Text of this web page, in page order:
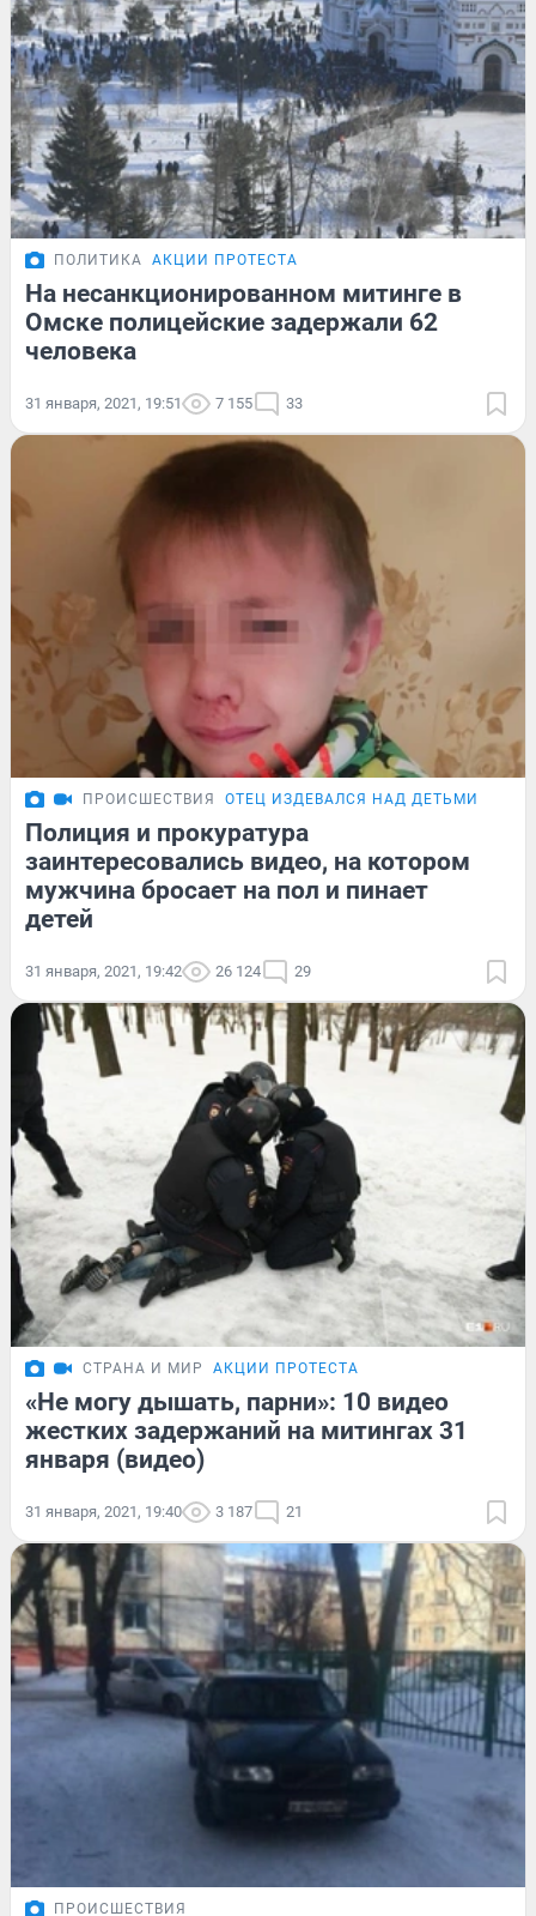
ПОЛИТИКА АКЦИИ ПРОТЕСТА
На несанкционированном митинге в
Омске полицейские задержали 62
человека
31 января, 2021, 19:51 7 155 33
ПРОИСШЕСТВИЯ ОТЕЦ ИЗДЕВАЛСЯ НАД ДЕТЬМИ
Полиция и прокуратура
заинтересовались видео, на котором
мужчина бросает на пол и пинает
детей
31 января, 2021, 19:42 26 124 29
СТРАНА И МИР АКЦИИ ПРОТЕСТА
«Не могу дышать, парни»: 10 видео
жестких задержаний на митингах 31
января (видео)
31 января, 2021, 19:40 3 187 21
ПРОИСШЕСТВИЯ